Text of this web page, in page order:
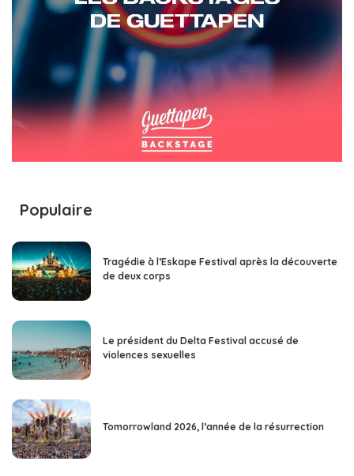
Populaire
Tragédie à l’Eskape Festival après la découverte
de deux corps
Le président du Delta Festival accusé de
violences sexuelles
Tomorrowland 2026, l’année de la résurrection